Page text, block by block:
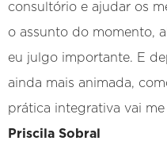
consultório e ajudar os
o assunto do momento,
eu julgo importante. E
ainda mais animada,
prática integrativa vai me
Priscila Sobral